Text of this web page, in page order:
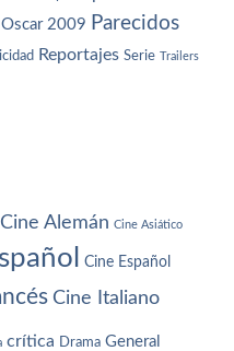
Oscar 2009 Parecidos
Reportajes Serie Trailers
Cine Alemán Cine Asiático
Cine Español
Cine Italiano
crítica Drama General